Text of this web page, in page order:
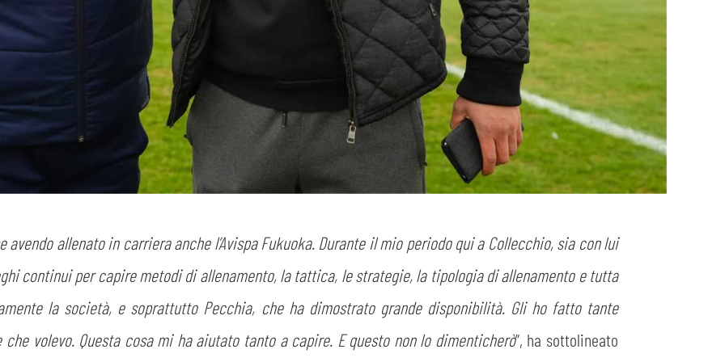
allenato in carriera anche l’Avispa Fukuoka. Durante il mio periodo qui a Collecchio, sia con lui
continui per capire metodi di allenamento, la tattica, le strategie, la tipologia di allenamento e tutta
la società, e soprattutto Pecchia, che ha dimostrato grande disponibilità. Gli ho fatto tante
volevo. Questa cosa mi ha aiutato tanto a capire. E questo non lo dimenticherò”, ha sottolineato